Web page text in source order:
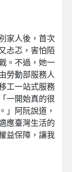
家人後，首次
忐忑，害怕陌
。不過，她一
勞動部服務人
工一站式服務
一開始真的很
」阿阮說道，
應臺灣生活的
益保障，讓我